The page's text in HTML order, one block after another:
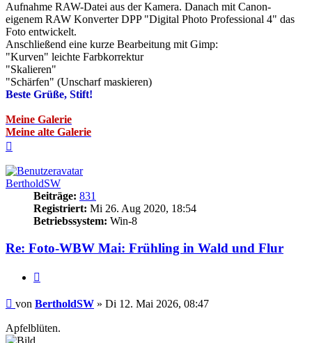
Aufnahme RAW-Datei aus der Kamera. Danach mit Canon-
eigenem RAW Konverter DPP "Digital Photo Professional 4" das
Foto entwickelt.
Anschließend eine kurze Bearbeitung mit Gimp:
"Kurven" leichte Farbkorrektur
"Skalieren"
"Schärfen" (Unscharf maskieren)
Beste Grüße, Stift!
Meine Galerie
Meine alte Galerie
BertholdSW
Beiträge: 831
Registriert: Mi 26. Aug 2020, 18:54
Betriebssystem: Win-8
Re: Foto-WBW Mai: Frühling in Wald und Flur
Beitrag
von BertholdSW » Di 12. Mai 2026, 08:47
Apfelblüten.